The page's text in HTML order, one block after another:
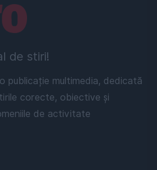
de stiri!
publicație multimedia, dedicată
corecte, obiective și
de activitate